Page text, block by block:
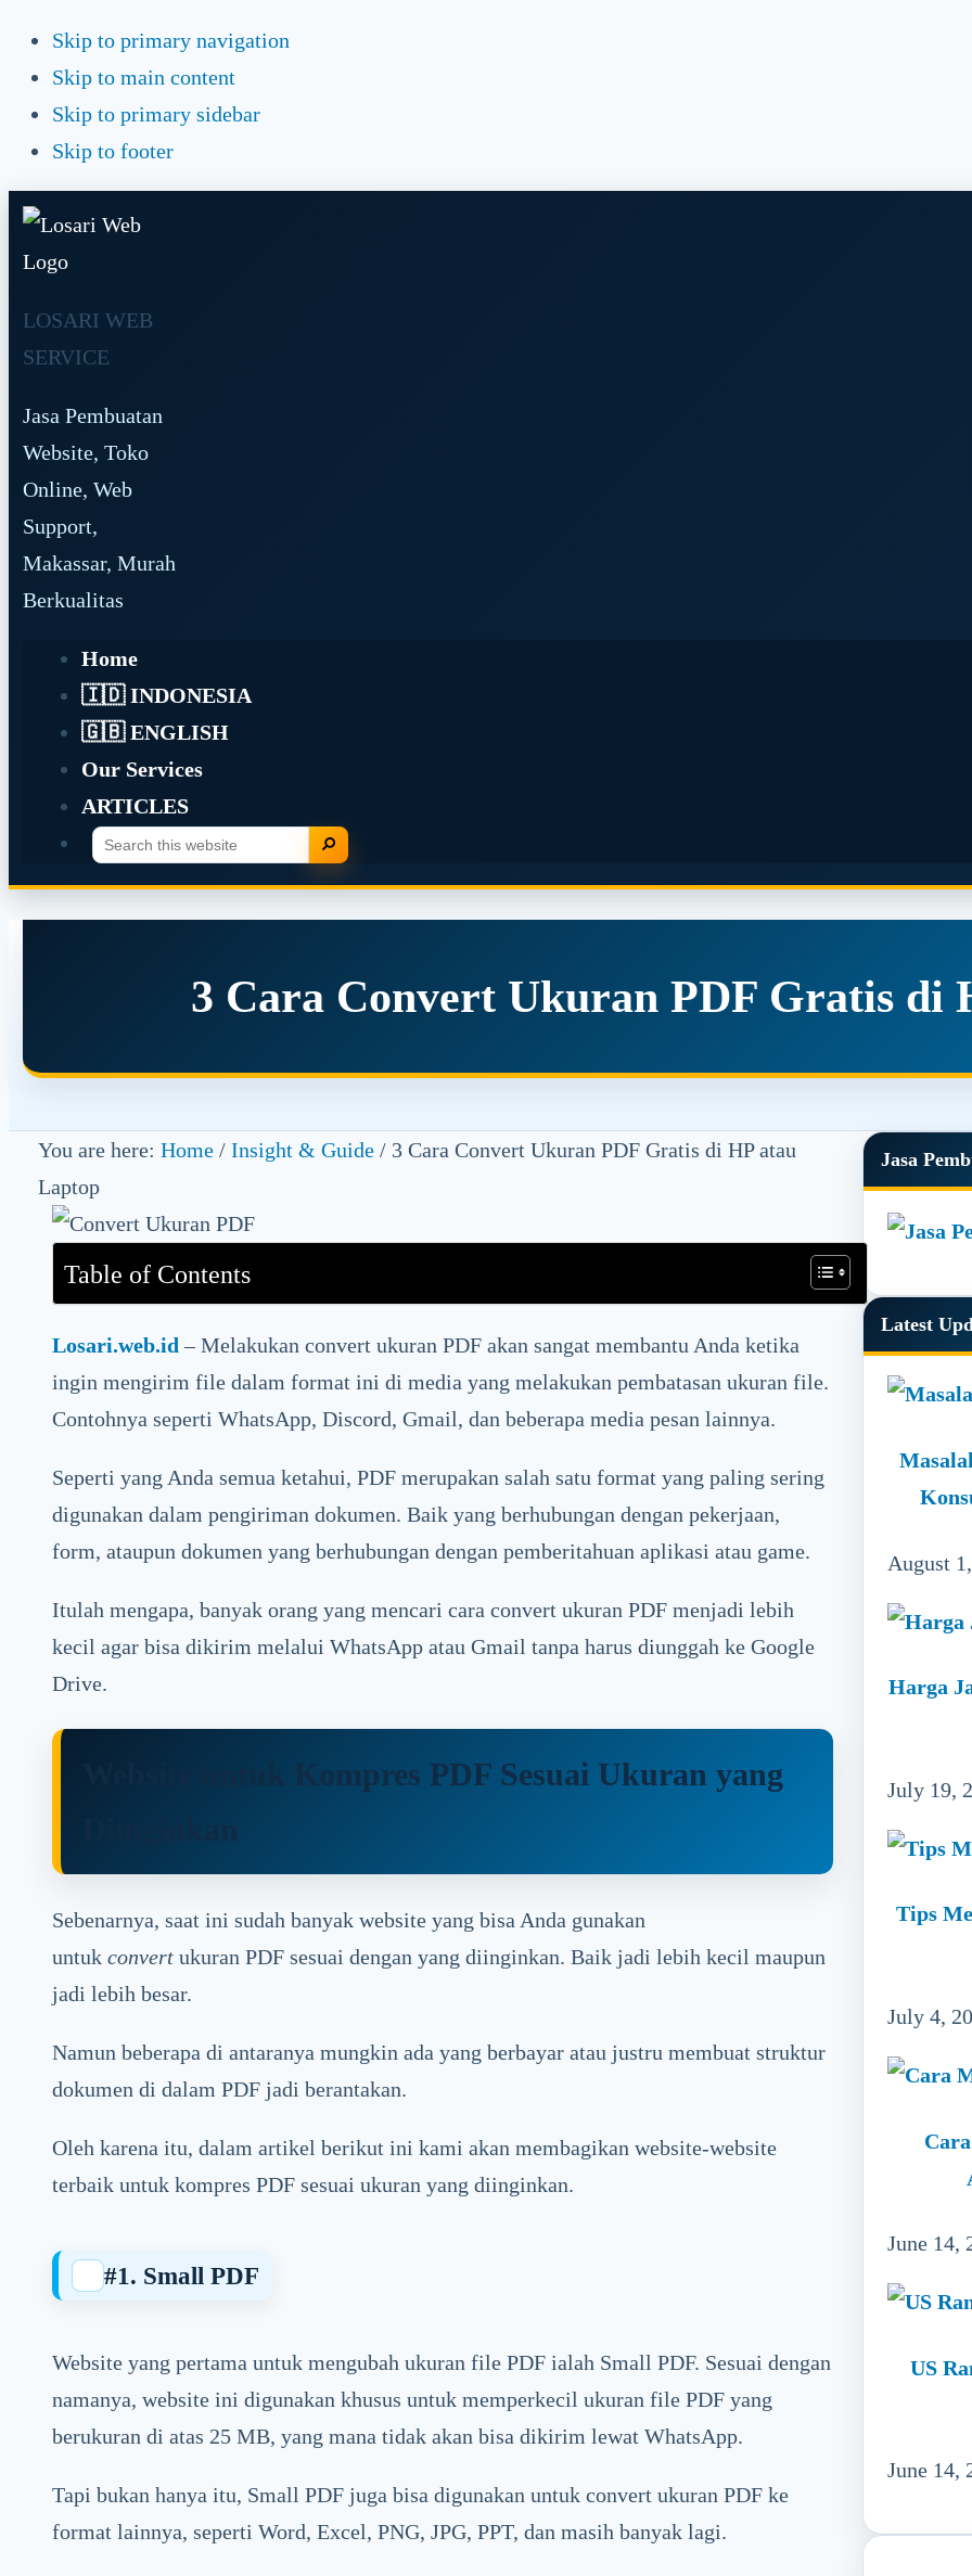
Skip to primary navigation
Skip to main content
Skip to primary sidebar
Skip to footer
LOSARI WEB
SERVICE
Jasa Pembuatan
Website, Toko
Online, Web
Support,
Makassar, Murah
Berkualitas
Home
🇮🇩 INDONESIA
🇬🇧 ENGLISH
Our Services
ARTICLES
Search
this
website
Search
3 Cara Convert Ukuran PDF Gratis di
You are here: Home / Insight & Guide /3 Cara Convert Ukuran PDF Gratis di HP atau
Laptop
Table of Contents
Losari.web.id– Melakukan convert ukuran PDF akan sangat membantu Anda ketika
ingin mengirim file dalam format ini di media yang melakukan pembatasan ukuran file.
Contohnya seperti WhatsApp, Discord, Gmail, dan beberapa media pesan lainnya.
Seperti yang Anda semua ketahui, PDF merupakan salah satu format yang paling sering
digunakan dalam pengiriman dokumen. Baik yang berhubungan dengan pekerjaan,
form, ataupun dokumen yang berhubungan dengan pemberitahuan aplikasi atau game.
Itulah mengapa, banyak orang yang mencari cara convert ukuran PDF menjadi lebih
kecil agar bisa dikirim melalui WhatsApp atau Gmail tanpa harus diunggah ke Google
Drive.
Website untuk Kompres PDF Sesuai Ukuran yang
Sebenarnya, saat ini sudah banyak website yang bisa Anda gunakan
untukconvertukuran PDF sesuai dengan yang diinginkan. Baik jadi lebih kecil maupun
jadi lebih besar.
Namun beberapa di antaranya mungkin ada yang berbayar atau justru membuat struktur
dokumen di dalam PDF jadi berantakan.
Oleh karena itu, dalam artikel berikut ini kami akan membagikan website-website
terbaik untuk kompres PDF sesuai ukuran yang diinginkan.
#1. Small PDF
Website yang pertama untuk mengubah ukuran file PDF ialah Small PDF. Sesuai dengan
namanya, website ini digunakan khusus untuk memperkecil ukuran file PDF yang
berukuran di atas 25 MB, yang mana tidak akan bisa dikirim lewat WhatsApp.
Tapi bukan hanya itu, Small PDF juga bisa digunakan untuk convert ukuran PDF ke
format lainnya, seperti Word, Excel, PNG, JPG, PPT, dan masih banyak lagi.
Sidebar
Jasa
Latest
August
Harga
July 19,
Tips
July 4,
June 14,
US
June 14,